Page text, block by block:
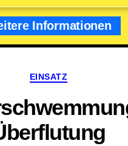
Informationen
Kategorien
EINSATZ